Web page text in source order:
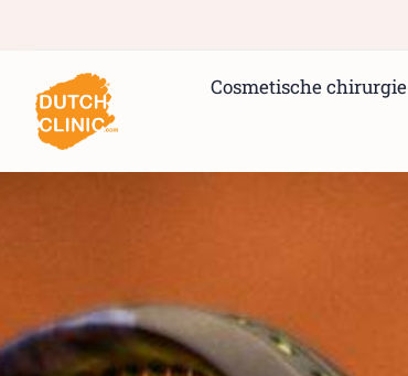
Cosmetische chirurgie